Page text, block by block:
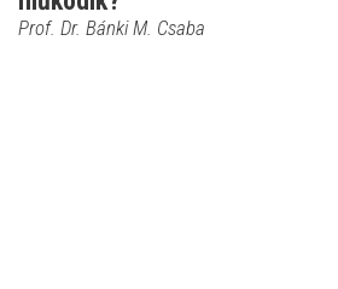
Prof. Dr. Bánki M. Csaba